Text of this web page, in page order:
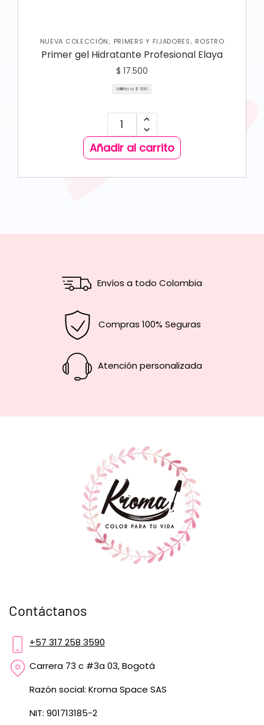
NUEVA COLECCIÓN, PRIMERS Y FIJADORES, ROSTRO
Primer gel Hidratante Profesional Elaya
$ 17.500
Mililitro a: $ 500
Añadir al carrito
Envíos a todo Colombia
Compras 100% Seguras
Atención personalizada
Contáctanos
+57 317 258 3590
Carrera 73 c #3a 03, Bogotá
Razón social: Kroma Space SAS
NIT: 901713185-2